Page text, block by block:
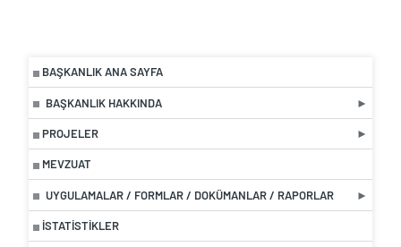
BAŞKANLIK ANA SAYFA
BAŞKANLIK HAKKINDA
PROJELER
MEVZUAT
UYGULAMALAR / FORMLAR / DOKÜMANLAR / RAPORLAR
İSTATISTIKLER